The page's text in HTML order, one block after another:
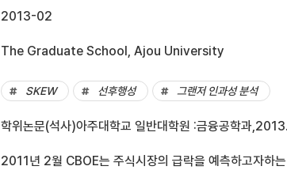
2013-02
The Graduate School, Ajou University
SKEW 선후행성 그랜저 인과성 분석
학위논문(석사)아주대학교 일반대학원 :금융공학과
2011년 2월 CBOE는 주식시장의 급락을 예측하고자하